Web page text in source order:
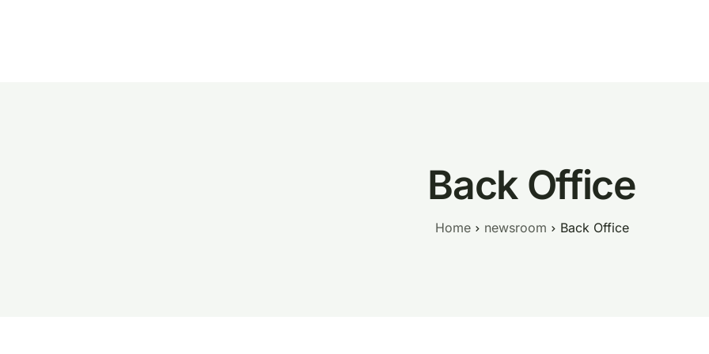
Back Office
Home newsroom Back Office